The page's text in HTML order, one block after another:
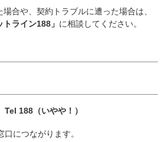
合や、契約トラブルに遭った場合は、
トライン188」 に相談してください。​
Tel 188（いやや！）
につながります。